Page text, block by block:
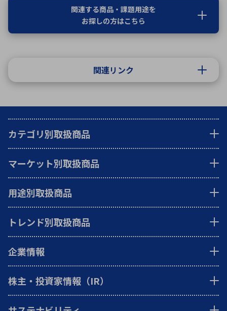
関連する商品・課題用途を
お探しの方はこちら
関連リンク
カテゴリ別取扱商品
マーケット別取扱商品
用途別取扱商品
トレンド別取扱商品
企業情報
株主・投資家情報（IR）